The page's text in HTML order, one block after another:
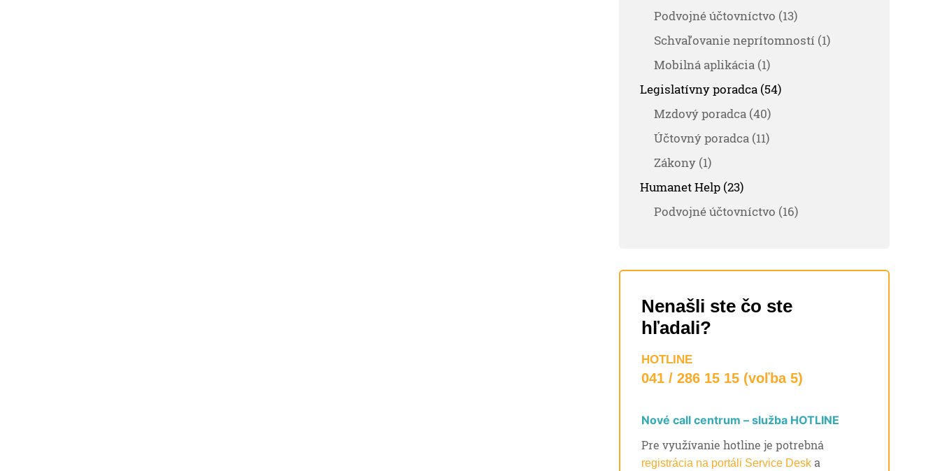
Podvojné účtovníctvo (13)
Schvaľovanie neprítomností (1)
Mobilná aplikácia (1)
Legislatívny poradca (54)
Mzdový poradca (40)
Účtovný poradca (11)
Zákony (1)
Humanet Help (23)
Podvojné účtovníctvo (16)
Nenašli ste čo ste
hľadali?
HOTLINE
041 / 286 15 15 (voľba 5)
Nové call centrum – služba HOTLINE
Pre využívanie hotline je potrebná
registrácia na portáli Service Desk a